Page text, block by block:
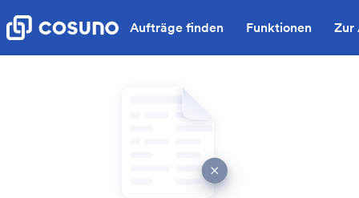
Aufträge finden Funktionen Zur